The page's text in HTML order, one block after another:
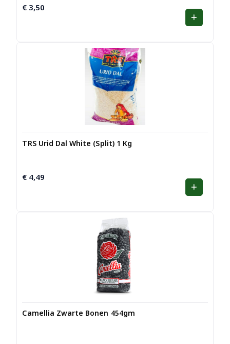
€ 3,50
TRS Urid Dal White (Split) 1 Kg
€ 4,49
Camellia Zwarte Bonen 454gm